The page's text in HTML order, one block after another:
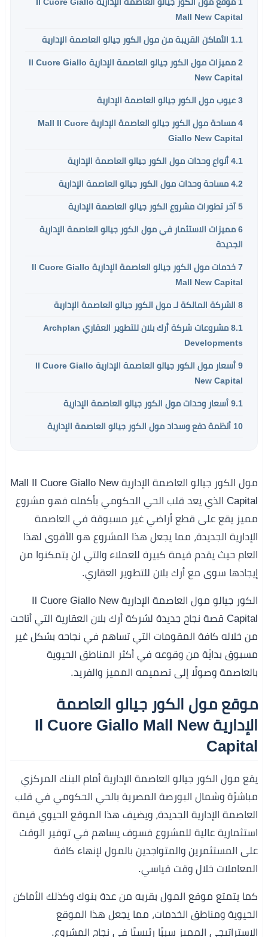
Mall New Capital
1.1 الأماكن القريبة من مول الكور جيالو العاصمة الإدارية
2
مميزات مول الكور جيالو العاصمة الإدارية Il Cuore Giallo
New Capital
3 عيوب مول الكور جيالو العاصمة الإدارية
4
مساحة مول الكور جيالو العاصمة الإدارية Mall Il Cuore
Giallo New Capital
4.1 أنواع وحدات مول الكور جيالو العاصمة الإدارية
4.2 مساحة وحدات مول الكور جيالو العاصمة الإدارية
5 آخر تطورات مشروع الكور جيالو العاصمة الإدارية
6 مميزات الاستثمار في مول الكور جيالو العاصمة الإدارية
الجديدة
7
خدمات مول الكور جيالو العاصمة الإدارية Il Cuore Giallo
Mall New Capital
8 الشركة المالكة لـ مول الكور جيالو العاصمة الإدارية
8.1
مشروعات شركة أرك بلان للتطوير العقاري Archplan
Developments
9
أسعار مول الكور جيالو العاصمة الإدارية Il Cuore Giallo
New Capital
9.1 أسعار وحدات مول الكور جيالو العاصمة الإدارية
10 أنظمة دفع وسداد مول الكور جيالو العاصمة الإدارية
مول الكور جيالو العاصمة الإدارية Mall Il Cuore Giallo New
Capital الذي يعد قلب الحي الحكومي بأكمله فهو مشروع
مميز يقع على قطع أراضي غير مسبوقة في العاصمة
الإدارية الجديدة، مما يجعل هذا المشروع هو الأقوى لهذا
العام حيث يقدم قيمة كبيرة للعملاء والتي لن يتمكنوا من
إيجادها سوى مع أرك بلان للتطوير العقاري.
الكور جيالو مول العاصمة الإدارية Il Cuore Giallo New
Capital قصة نجاح جديدة لشركة أرك بلان العقارية التي أتاحت
من خلاله كافة المقومات التي تساهم في نجاحه بشكل غير
مسبوق بدايًة من وقوعه في أكثر المناطق الحيوية
بالعاصمة وصولًا إلى تصميمه المميز والفريد.
موقع مول الكور جيالو العاصمة
الإدارية Il Cuore Giallo Mall New
Capital
يقع مول الكور جيالو العاصمة الإدارية أمام البنك المركزي
مباشرًة وشمال البورصة المصرية بالحي الحكومي في قلب
العاصمة الإدارية الجديدة، ويضيف هذا الموقع الحيوي قيمة
استثمارية عالية للمشروع فسوف يساهم في توفير الوقت
على المستثمرين والمتواجدين بالمول لإنهاء كافة
المعاملات خلال وقت قياسي.
كما يتمتع موقع المول بقربه من عدة بنوك وكذلك الأماكن
الحيوية ومناطق الخدمات، مما يجعل هذا الموقع
الاستراتيجي المميز سببًا رئيسيًا في نجاح المشروع.